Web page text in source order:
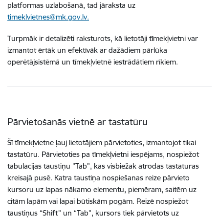
platformas uzlabošanā, tad jāraksta uz
timeklvietnes@mk.gov.lv.
Turpmāk ir detalizēti raksturots, kā lietotāji tīmekļvietni var
izmantot ērtāk un efektīvāk ar dažādiem pārlūka
operētājsistēmā un tīmekļvietnē iestrādātiem rīkiem.
Pārvietošanās vietnē ar tastatūru
Šī tīmekļvietne ļauj lietotājiem pārvietoties, izmantojot tikai
tastatūru. Pārvietoties pa tīmekļvietni iespējams, nospiežot
tabulācijas taustiņu "Tab", kas visbiežāk atrodas tastatūras
kreisajā pusē. Katra taustiņa nospiešanas reize pārvieto
kursoru uz lapas nākamo elementu, piemēram, saitēm uz
citām lapām vai lapai būtiskām pogām. Reizē nospiežot
taustiņus “Shift” un “Tab”, kursors tiek pārvietots uz